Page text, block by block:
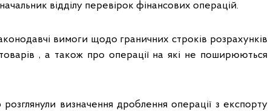
відділу перевірок фінансових операцій.
вимоги щодо граничних строків розрахунків
, а також про операції на які не поширюються
визначення дроблення операції з експорту